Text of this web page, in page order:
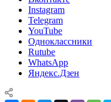
Instagram
Telegram
YouTube
Одноклассники
Rutube
WhatsApp
Яндекс.Дзен